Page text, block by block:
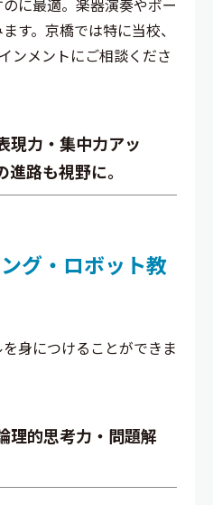
に最適。楽器演奏やボー
す。京橋では特に当校、
ンメントにご相談くださ
現力・集中力アッ
路も視野に。
グ・ロボット教
身につけることができま
理的思考力・問題解